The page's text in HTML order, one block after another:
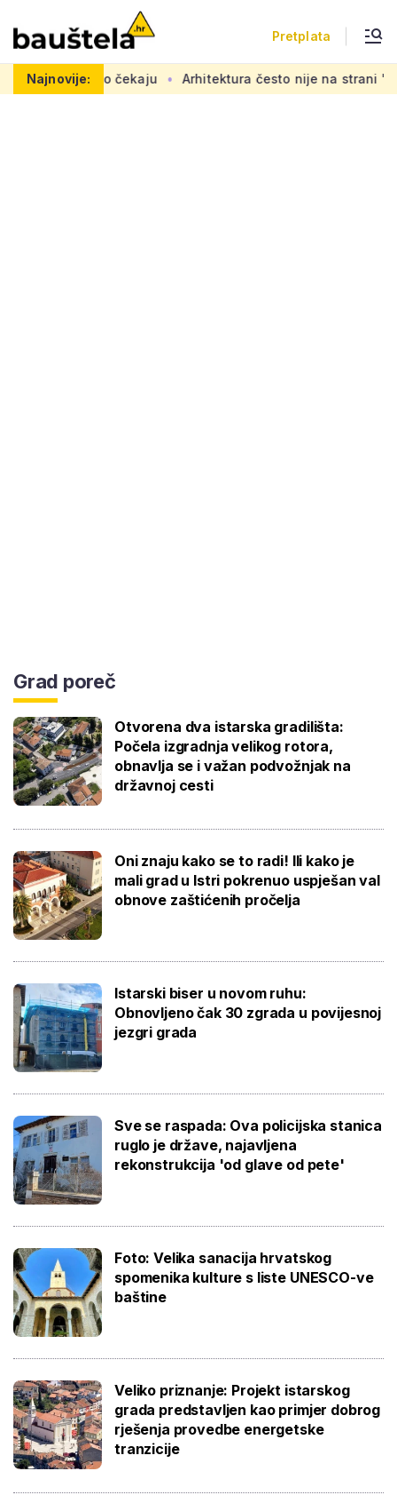
Pretplata
Najnovije:
se željno čekaju Arhitektura često nije na strani
Grad poreč
Otvorena dva istarska gradilišta:
Počela izgradnja velikog rotora,
obnavlja se i važan podvožnjak na
državnoj cesti
Oni znaju kako se to radi! Ili kako je
mali grad u Istri pokrenuo uspješan val
obnove zaštićenih pročelja
Istarski biser u novom ruhu:
Obnovljeno čak 30 zgrada u povijesnoj
jezgri grada
Sve se raspada: Ova policijska stanica
ruglo je države, najavljena
rekonstrukcija 'od glave od pete'
Foto: Velika sanacija hrvatskog
spomenika kulture s liste UNESCO-ve
baštine
Veliko priznanje: Projekt istarskog
grada predstavljen kao primjer dobrog
rješenja provedbe energetske
tranzicije